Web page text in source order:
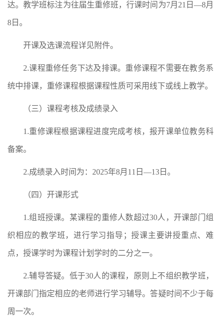
达。教学班标注为往届生重修班，行课时间为7月21日—8月
8日。
开课及选课流程详见附件。
2.课程重修任务下达及排课。重修课程不需要在教务系
统中排课，重修课程根据课程性质可采用线下或线上教学。
（三）课程考核及成绩录入
1.重修课程根据课程进度完成考核，报开课单位教务科
备案。
2.成绩录入时间为：2025年8月11日—13日。
（四）开课形式
1.组班授课。某课程的重修人数超过30人，开课部门组
织相应的教学班，进行学习指导；授课主要讲授重点、难
点，授课学时为课程计划学时的二分之一。
2.辅导答疑。低于30人的课程，原则上不组织教学班，
开课部门指定相应的老师进行学习辅导。答疑时间不少于每
周一次。